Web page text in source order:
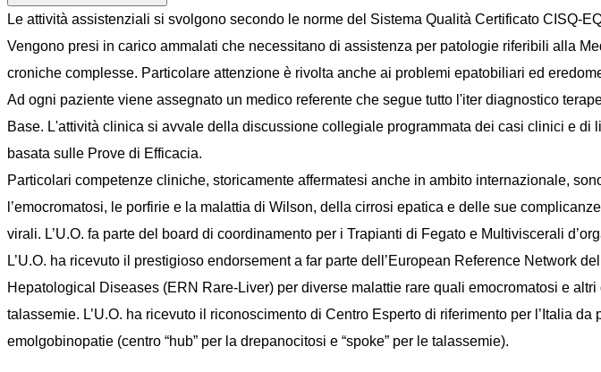
Le attività assistenziali si svolgono secondo le norme del Sistema Qualità Certificato CISQ-
Vengono presi in carico ammalati che necessitano di assistenza per patologie riferibili alla
croniche complesse. Particolare attenzione è rivolta anche ai problemi epatobiliari ed
Ad ogni paziente viene assegnato un medico referente che segue tutto l'iter diagnostico
Base. L'attività clinica si avvale della discussione collegiale programmata dei casi clinici e
basata sulle Prove di Efficacia.
Particolari competenze cliniche, storicamente affermatesi anche in ambito internazionale,
l’emocromatosi, le porfirie e la malattia di Wilson, della cirrosi epatica e delle sue
virali. L’U.O. fa parte del board di coordinamento per i Trapianti di Fegato e Multiviscerali
L’U.O. ha ricevuto il prestigioso endorsement a far parte dell’European Reference
Hepatological Diseases (ERN Rare-Liver) per diverse malattie rare quali emocromatosi e
talassemie. L’U.O. ha ricevuto il riconoscimento di Centro Esperto di riferimento per l’Italia
emolgobinopatie (centro “hub” per la drepanocitosi e “spoke” per le talassemie).